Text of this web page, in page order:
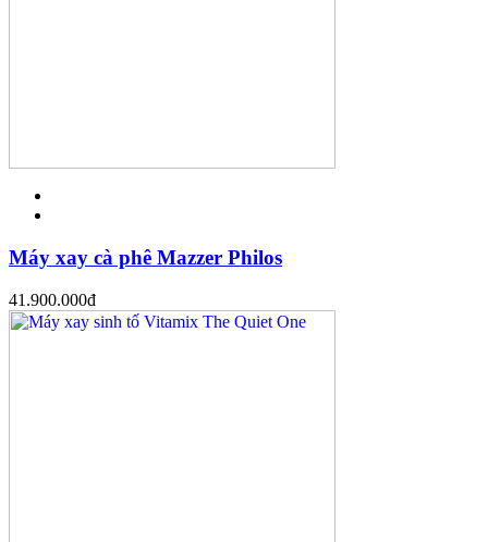
Máy xay cà phê Mazzer Philos
41.900.000đ